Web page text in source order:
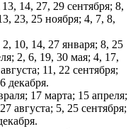
14, 27, 29 сентября; 8,
23, 25 ноября; 4, 7, 8,
2, 10, 14, 27 января; 8, 25
2, 6, 19, 30 мая; 4, 17,
11, 22 сентября;
декабря.
17 марта; 15 апреля;
августа; 5, 25 сентября;